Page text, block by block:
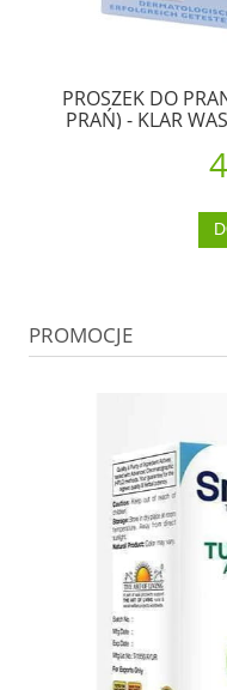
PROSZEK DO
PRAŃ) - KLAR
PROMOCJE